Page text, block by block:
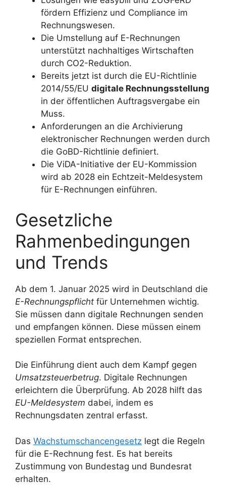
fördern Effizienz und Compliance im
Rechnungswesen.
Die Umstellung auf E-Rechnungen
unterstützt nachhaltiges Wirtschaften
durch CO2-Reduktion.
Bereits jetzt ist durch die EU-Richtlinie
2014/55/EU digitale Rechnungsstellung
in der öffentlichen Auftragsvergabe ein
Muss.
Anforderungen an die Archivierung
elektronischer Rechnungen werden durch
die GoBD-Richtlinie definiert.
Die ViDA-Initiative der EU-Kommission
wird ab 2028 ein Echtzeit-Meldesystem
für E-Rechnungen einführen.
Gesetzliche
Rahmenbedingungen
und Trends
Ab dem 1. Januar 2025 wird in Deutschland die
E-Rechnungspflicht für Unternehmen wichtig.
Sie müssen dann digitale Rechnungen senden
und empfangen können. Diese müssen einem
speziellen Format entsprechen.
Die Einführung dient auch dem Kampf gegen
Umsatzsteuerbetrug. Digitale Rechnungen
erleichtern die Überprüfung. Ab 2028 hilft das
EU-Meldesystem dabei, indem es
Rechnungsdaten zentral erfasst.
Das Wachstumschancengesetz legt die Regeln
für die E-Rechnung fest. Es hat bereits
Zustimmung von Bundestag und Bundesrat
erhalten.